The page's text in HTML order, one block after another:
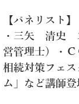
【パネリスト】
・三矢　清史
営管理士）・
相続対策フェ
ム」など講師